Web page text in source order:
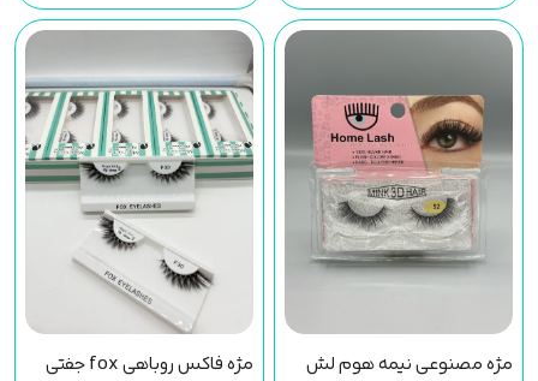
مژه مصنوعی نیمه هوم لش
مژه فاکس روباهی fox جفتی